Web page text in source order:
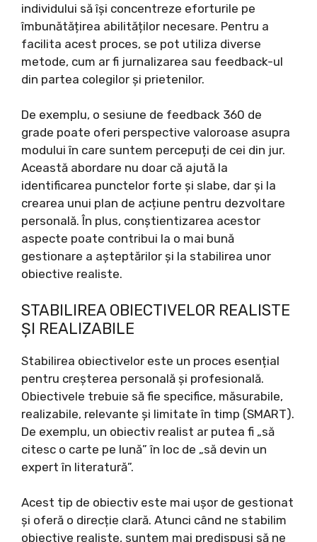
individului să își concentreze eforturile pe
îmbunătățirea abilităților necesare. Pentru a
facilita acest proces, se pot utiliza diverse
metode, cum ar fi jurnalizarea sau feedback-ul
din partea colegilor și prietenilor.
De exemplu, o sesiune de feedback 360 de
grade poate oferi perspective valoroase asupra
modului în care suntem percepuți de cei din jur.
Această abordare nu doar că ajută la
identificarea punctelor forte și slabe, dar și la
crearea unui plan de acțiune pentru dezvoltare
personală. În plus, conștientizarea acestor
aspecte poate contribui la o mai bună
gestionare a așteptărilor și la stabilirea unor
obiective realiste.
STABILIREA OBIECTIVELOR REALISTE
ȘI REALIZABILE
Stabilirea obiectivelor este un proces esențial
pentru creșterea personală și profesională.
Obiectivele trebuie să fie specifice, măsurabile,
realizabile, relevante și limitate în timp (SMART).
De exemplu, un obiectiv realist ar putea fi „să
citesc o carte pe lună” în loc de „să devin un
expert în literatură”.
Acest tip de obiectiv este mai ușor de gestionat
și oferă o direcție clară. Atunci când ne stabilim
obiective realiste, suntem mai predispuși să ne